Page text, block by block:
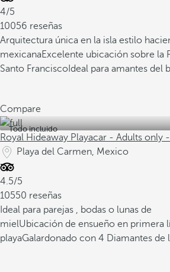
4/5
10056 reseñas
Arquitectura única en la isla estilo
mexicanaExcelente ubicación sobre la
Santo Francisco Ideal para amantes del
Compare
Todo incluido
Royal Hideaway Playacar - Adults only
Playa del Carmen, Mexico
4.5/5
10550 reseñas
Ideal para parejas , bodas o lunas de
mielUbicación de ensueño en primera
playaGalardonado con 4 Diamantes de